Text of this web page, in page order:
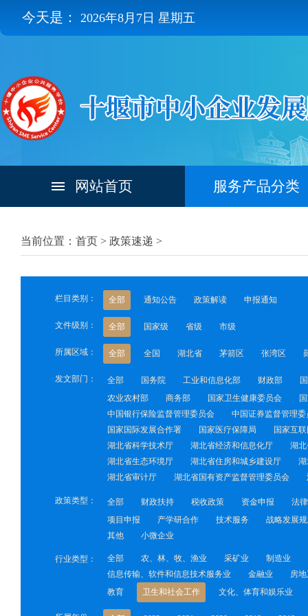
今天是： 2026年8月7日 星期五
网站首页 服务产品分类
当前位置：首页 > 政策速递 >
栏目类别： 全部 通知公告 政策解读 申报通知
文件级别： 全部 国家级 省级 市级
所属区域： 全部 全国 湖北省 茅箭区 张湾区
发文部门： 全部 国务院 工业和信息化部 财政部
农业农村部
商务部 国家卫生健康委员会
中国银行保险监督管理委员会
中国证券监督管理委
国家国际发展合作署
国家医疗保障局
国家互
湖北省科学技术厅
湖北省经济和信息化厅
湖
湖北省生态环境厅
湖北省住房和城乡建设厅
湖北省审计厅
湖北省国有资产监督管理委员会
政策类型： 全部 财政扶持 税收政策 资金申报
法
项目申报
产学研合作 技术服务
战略发展
其他
小微企业
行业类型： 全部 农、林、牧、渔业 采矿业
制造业
信息传输、软件和信息技术服务业
金融业
房
教育
卫生和社会工作 文化、体育和娱乐业